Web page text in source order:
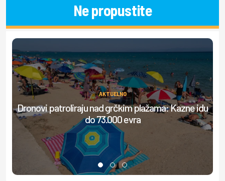
Ne propustite
AKTUELNO
Dronovi patroliraju nad grčkim plažama: Kazne idu
do 73.000 evra